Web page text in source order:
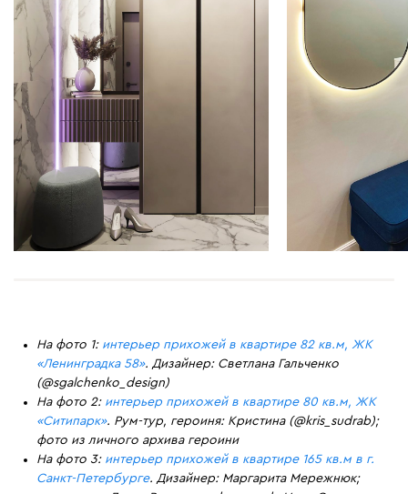
На фото 1: интерьер прихожей в квартире 82 кв.м, ЖК
«Ленинградка 58». Дизайнер: Светлана Гальченко
(@sgalchenko_design)
На фото 2: интерьер прихожей в квартире 80 кв.м, ЖК
«Ситипарк». Рум-тур, героиня: Кристина (@kris_sudrab);
фото из личного архива героини
На фото 3: интерьер прихожей в квартире 165 кв.м в г.
Санкт-Петербурге. Дизайнер: Маргарита Мережнюк;